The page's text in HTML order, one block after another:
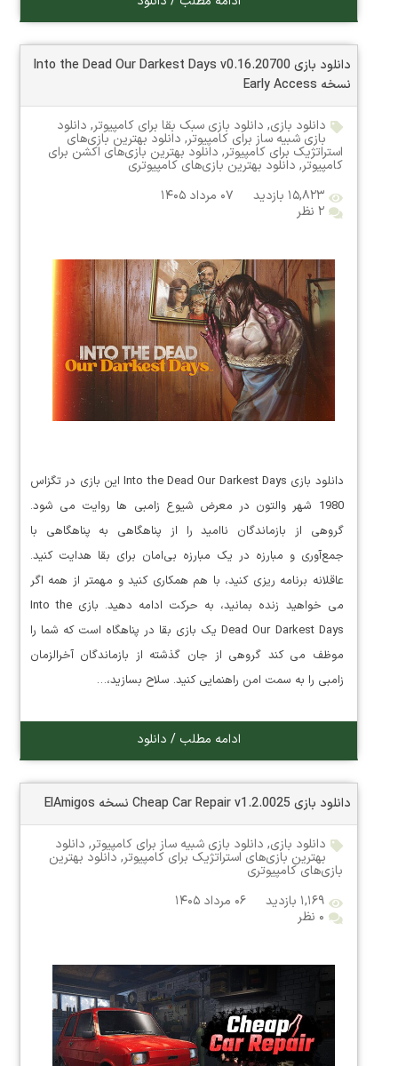
دانلود بازی Into the Dead Our Darkest Days v0.16.20700
نسخه Early Access
دانلود بازی, دانلود بازی سبک بقا برای کامپیوتر, دانلود
بازی شبیه ساز برای کامپیوتر, دانلود بهترین بازی‌های
استراتژیک برای کامپیوتر, دانلود بهترین بازی‌های اکشن برای
کامپیوتر, دانلود بهترین بازی‌های کامپیوتری
۱۵,۸۲۳ بازدید
۰۷ مرداد ۱۴۰۵
۲ نظر
دانلود بازی Into the Dead Our Darkest Days این بازی در تگزاس
1980 شهر والتون در معرض شیوع زامبی ها روایت می شود.
گروهی از بازماندگان ناامید را از پناهگاهی به پناهگاهی با
جمع‌آوری و مبارزه در یک مبارزه بی‌امان برای بقا هدایت کنید.
عاقلانه برنامه ریزی کنید، با هم همکاری کنید و مهمتر از همه اگر
می خواهید زنده بمانید، به حرکت ادامه دهید. بازی Into the
Dead Our Darkest Days یک بازی بقا در پناهگاه است که شما را
موظف می کند گروهی از جان گذشته از بازماندگان آخرالزمان
زامبی را به سمت امن راهنمایی کنید. سلاح بسازید،…
ادامه مطلب / دانلود
دانلود بازی Cheap Car Repair v1.2.0025 نسخه ElAmigos
دانلود بازی, دانلود بازی شبیه ساز برای کامپیوتر, دانلود
بهترین بازی‌های استراتژیک برای کامپیوتر, دانلود بهترین
بازی‌های کامپیوتری
۱,۱۶۹ بازدید
۰۶ مرداد ۱۴۰۵
۰ نظر